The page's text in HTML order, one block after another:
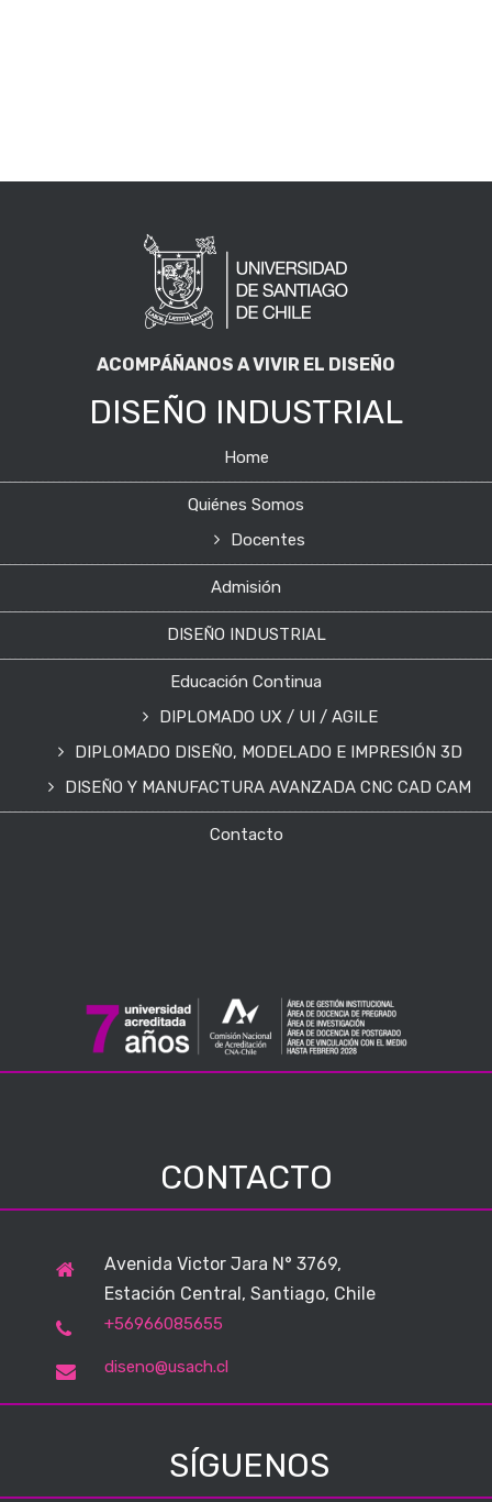
ACOMPÁÑANOS A VIVIR EL DISEÑO
DISEÑO INDUSTRIAL
Home
Quiénes Somos
Docentes
Admisión
DISEÑO INDUSTRIAL
Educación Continua
DIPLOMADO UX / UI / AGILE
DIPLOMADO DISEÑO, MODELADO E IMPRESIÓN 3D
DISEÑO Y MANUFACTURA AVANZADA CNC CAD CAM
Contacto
CONTACTO
Avenida Victor Jara N° 3769,
Estación Central, Santiago, Chile
+56966085655
diseno@usach.cl
SÍGUENOS